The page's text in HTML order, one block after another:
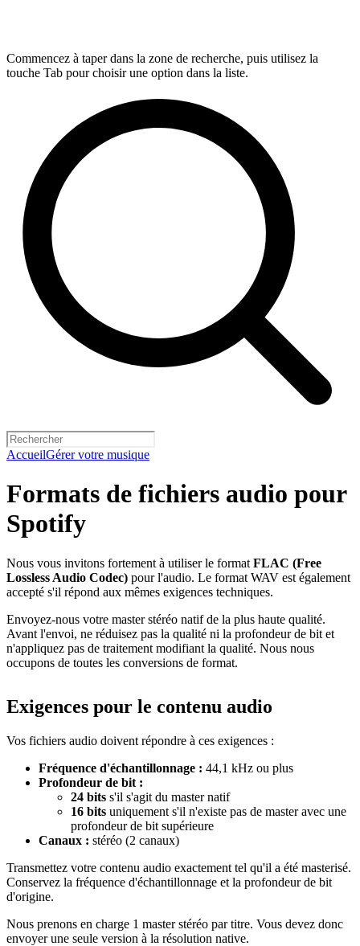
Commencez à taper dans la zone de recherche, puis utilisez la
touche Tab pour choisir une option dans la liste.
AccueilGérer votre musique
Formats de fichiers audio pour
Spotify
Nous vous invitons fortement à utiliser le format FLAC (Free
Lossless Audio Codec) pour l'audio. Le format WAV est également
accepté s'il répond aux mêmes exigences techniques.
Envoyez-nous votre master stéréo natif de la plus haute qualité.
Avant l'envoi, ne réduisez pas la qualité ni la profondeur de bit et
n'appliquez pas de traitement modifiant la qualité. Nous nous
occupons de toutes les conversions de format.
Exigences pour le contenu audio
Vos fichiers audio doivent répondre à ces exigences :
Fréquence d'échantillonnage : 44,1 kHz ou plus
Profondeur de bit :
24 bits s'il s'agit du master natif
16 bits uniquement s'il n'existe pas de master avec une
profondeur de bit supérieure
Canaux : stéréo (2 canaux)
Transmettez votre contenu audio exactement tel qu'il a été masterisé.
Conservez la fréquence d'échantillonnage et la profondeur de bit
d'origine.
Nous prenons en charge 1 master stéréo par titre. Vous devez donc
envoyer une seule version à la résolution native.